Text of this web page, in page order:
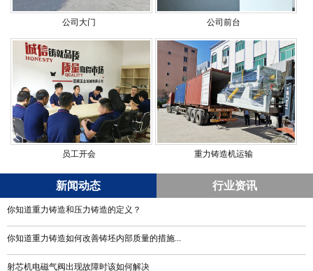
公司大门 公司前台
员工开会 重力铸造机运输
新闻动态 行业资讯
你知道重力铸造和压力铸造的定义？
你知道重力铸造如何改善铸坯内部质量的措施...
射芯机电磁气阀出现故障时该如何解决